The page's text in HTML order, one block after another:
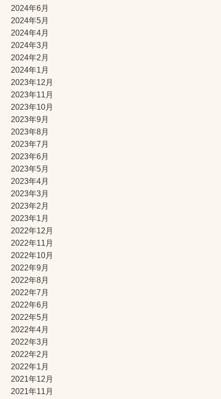
2024年6月
2024年5月
2024年4月
2024年3月
2024年2月
2024年1月
2023年12月
2023年11月
2023年10月
2023年9月
2023年8月
2023年7月
2023年6月
2023年5月
2023年4月
2023年3月
2023年2月
2023年1月
2022年12月
2022年11月
2022年10月
2022年9月
2022年8月
2022年7月
2022年6月
2022年5月
2022年4月
2022年3月
2022年2月
2022年1月
2021年12月
2021年11月